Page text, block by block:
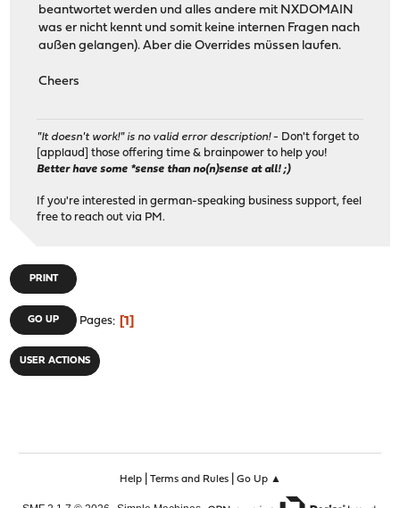
beantwortet werden und alles andere mit NXDOMAIN
was er nicht kennt und somit keine internen Fragen nach
außen gelangen). Aber die Overrides müssen laufen.
Cheers
"It doesn't work!" is no valid error description!- Don't forget to
[applaud] those offering time & brainpower to help you!
Better have some *sense than no(n)sense at all! ;)
If you're interested in german-speaking business support, feel
free to reach out via PM.
PRINT
GO UP Pages 1
USER ACTIONS
Help| Terms and Rules| Go Up ▲